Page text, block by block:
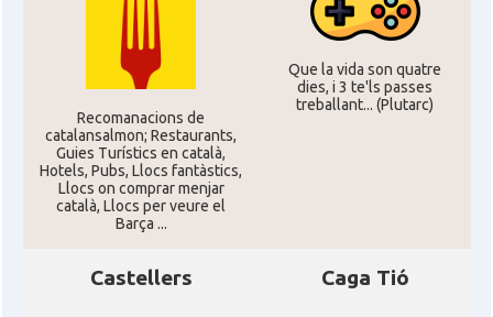
CAMON
Catalans a Philadelphia,
CAMON
CAMON Catalans a Portland (OR)
Recomanacions de
catalansalmon; Restaurants,
Guies Turístics en català,
Hotels, Pubs, Llocs fantàstics,
Llocs on comprar menjar
català, Llocs per veure el
Barça ...
Que la vida son quatre
dies, i 3 te'ls passes
treballant... (Plutarc)
Castellers Caga Tió